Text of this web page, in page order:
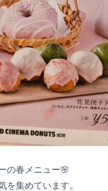
の春メニュー🌸
を集めています。